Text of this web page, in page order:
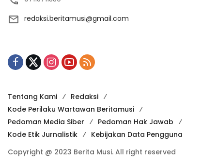
redaksi.beritamusi@gmail.com
Tentang Kami
Redaksi
Kode Perilaku Wartawan Beritamusi
Pedoman Media Siber
Pedoman Hak Jawab
Kode Etik Jurnalistik
Kebijakan Data Pengguna
Copyright @ 2023 Berita Musi. All right reserved